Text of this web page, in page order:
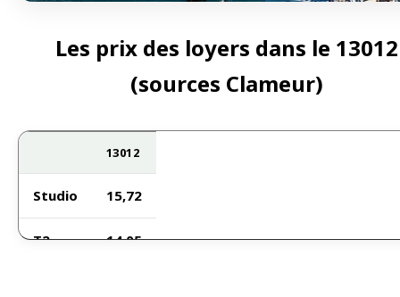
Les prix des loyers dans le 13012
(sources Clameur)
13012
Studio 15,72
T2 14,05